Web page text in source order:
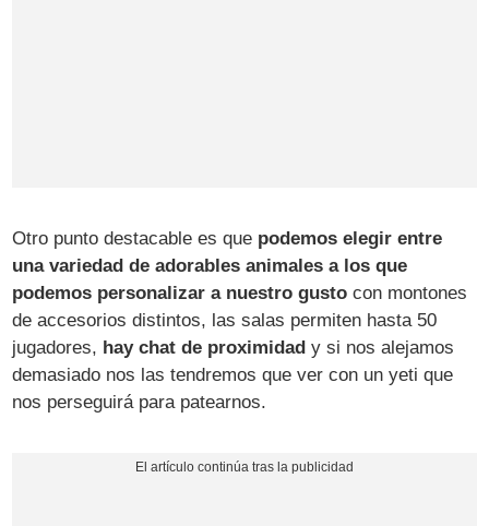
Otro punto destacable es que podemos elegir entre
una variedad de adorables animales a los que
podemos personalizar a nuestro gusto con montones
de accesorios distintos, las salas permiten hasta 50
jugadores, hay chat de proximidad y si nos alejamos
demasiado nos las tendremos que ver con un yeti que
nos perseguirá para patearnos.